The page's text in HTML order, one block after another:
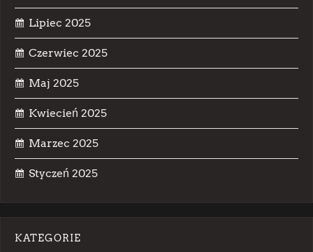
Lipiec 2025
Czerwiec 2025
Maj 2025
Kwiecień 2025
Marzec 2025
Styczeń 2025
KATEGORIE